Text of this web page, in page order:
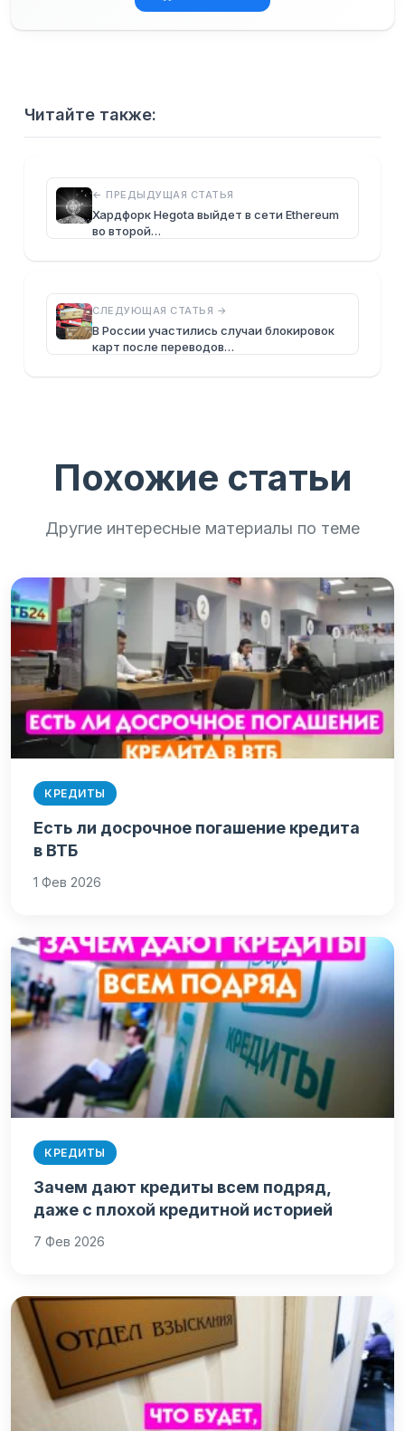
Читайте также:
← ПРЕДЫДУЩАЯ СТАТЬЯ
Хардфорк Hegota выйдет в сети Ethereum
во второй…
СЛЕДУЮЩАЯ СТАТЬЯ →
В России участились случаи блокировок
карт после переводов…
Похожие статьи
Другие интересные материалы по теме
КРЕДИТЫ
Есть ли досрочное погашение кредита
в ВТБ
1 Фев 2026
КРЕДИТЫ
Зачем дают кредиты всем подряд,
даже с плохой кредитной историей
7 Фев 2026